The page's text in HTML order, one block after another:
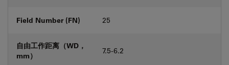
Field Number (FN) 25
自由工作距离（WD，
mm）
7.5-6.2